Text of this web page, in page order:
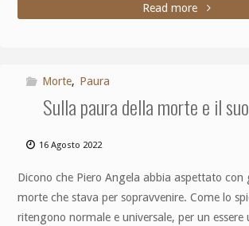
Read more
Morte, Paura
Sulla paura della morte e il
16 Agosto 2022
Dicono che Piero Angela abbia aspettato con
morte che stava per sopravvenire. Come lo
ritengono normale e universale, per un essere